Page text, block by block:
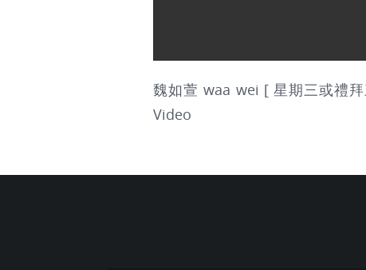
魏如萱 waa wei [ 星期三或禮
Video